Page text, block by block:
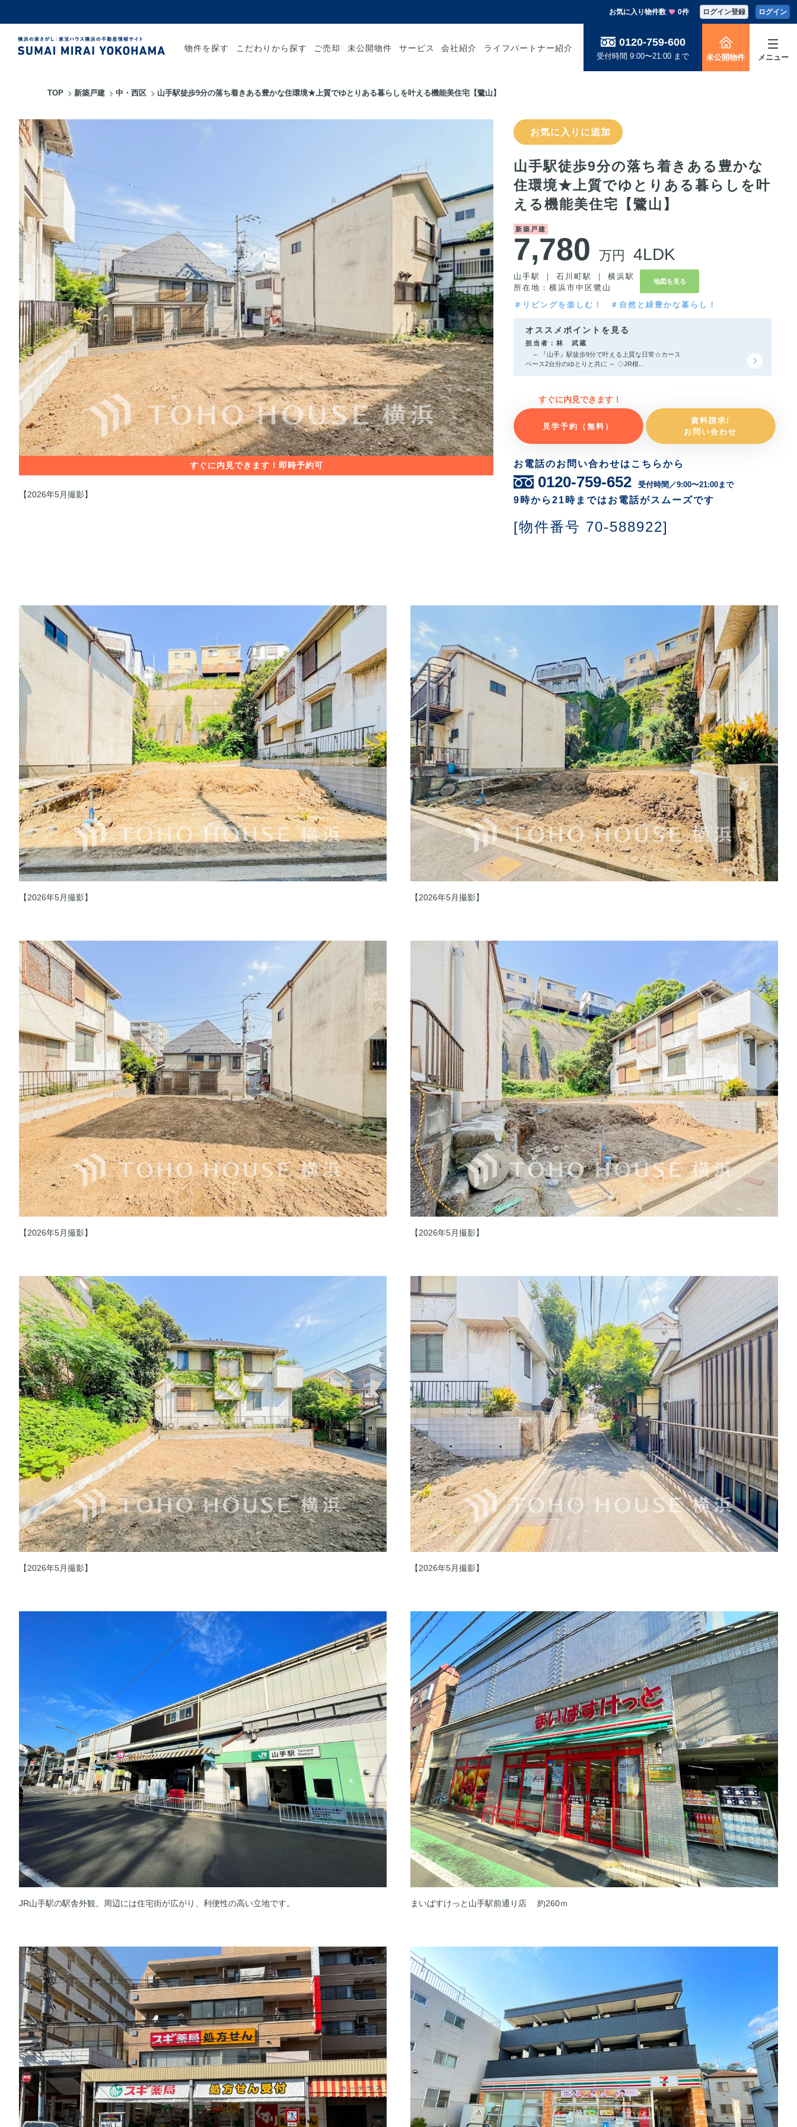
お気に入り物件数 0件 ログイン登録 ログイン
物件を探す こだわりから探す ご売却 未公開物件 サービス 会社紹介 ライフパートナー紹介 0120-759-600
受付時間 9:00〜21:00 まで 未公開物件 メニュー
TOP 新築戸建 中・西区 山手駅徒歩9分の落ち着きある豊かな住環境★上質でゆとりある暮らしを叶える機能美住宅【鷺山】
【2026年5月撮影】
お気に入りに追加
山手駅徒歩9分の落ち着きある豊かな
住環境★上質でゆとりある暮らしを叶
える機能美住宅【鷺山】
新築戸建
7,780 万円 4LDK
山手駅 ｜ 石川町駅 ｜ 横浜駅
所在地：横浜市中区鷺山
地図を見る
＃リビングを楽しむ！ ＃自然と緑豊かな暮らし！
オススメポイントを見る
担当者：林 武蔵
～ 『山手』駅徒歩9分で叶える上質な日常☆カース
ペース2台分のゆとりと共に ～ ◇JR根...
すぐに内見できます！
見学予約（無料）
資料請求/
お問い合わせ
お電話のお問い合わせはこちらから
0120-759-652 受付時間／9:00〜21:00まで
9時から21時まではお電話がスムーズです
[物件番号 70-588922]
【2026年5月撮影】 【2026年5月撮影】
【2026年5月撮影】 【2026年5月撮影】
【2026年5月撮影】 【2026年5月撮影】
JR山手駅の駅舎外観。周辺には住宅街が広がり、利便性の高い立地です。 まいばすけっと山手駅前通り店 約260ｍ